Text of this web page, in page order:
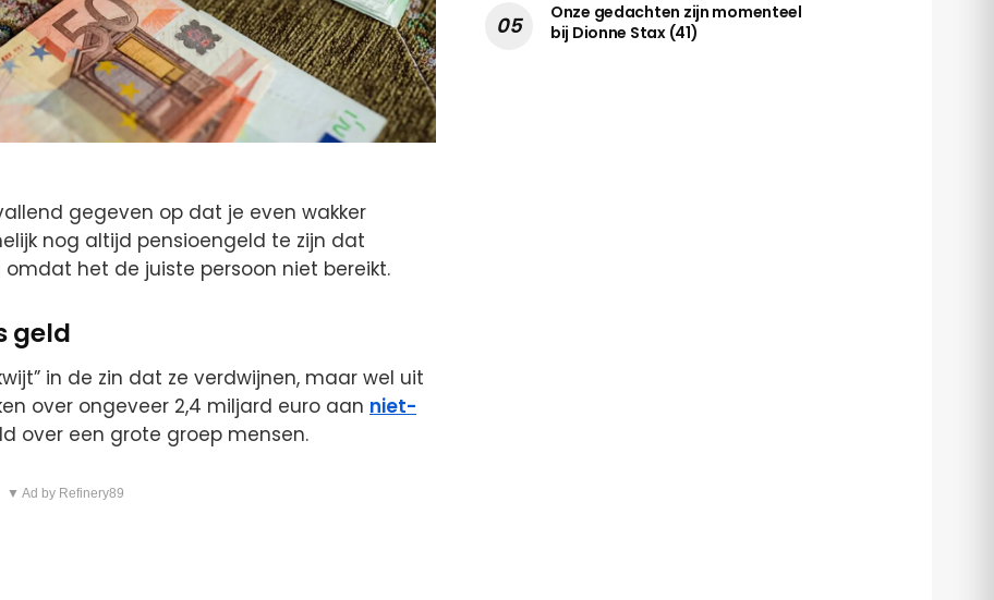
gegeven op dat je even wakker
nog altijd pensioengeld te zijn dat
het de juiste persoon niet bereikt.
geld
in de zin dat ze verdwijnen, maar wel uit
over ongeveer 2,4 miljard euro aan niet-
over een grote groep mensen.
▼ Ad by Refinery89
Onze gedachten zijn momenteel
bij Dionne Stax (41)